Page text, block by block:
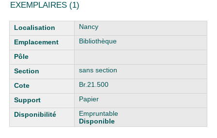
EXEMPLAIRES (1)
Liste des exemplaires
Nancy
Bibliothèque
sans section
Br.21.500
Papier
Empruntable
Disponible